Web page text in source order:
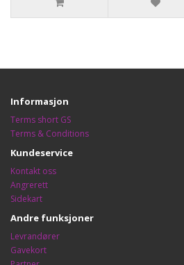
Informasjon
Terms short GS
Terms & Conditions
Kundeservice
Kontakt oss
Angrerett
Sidekart
Andre funksjoner
Levrandører
Gavekort